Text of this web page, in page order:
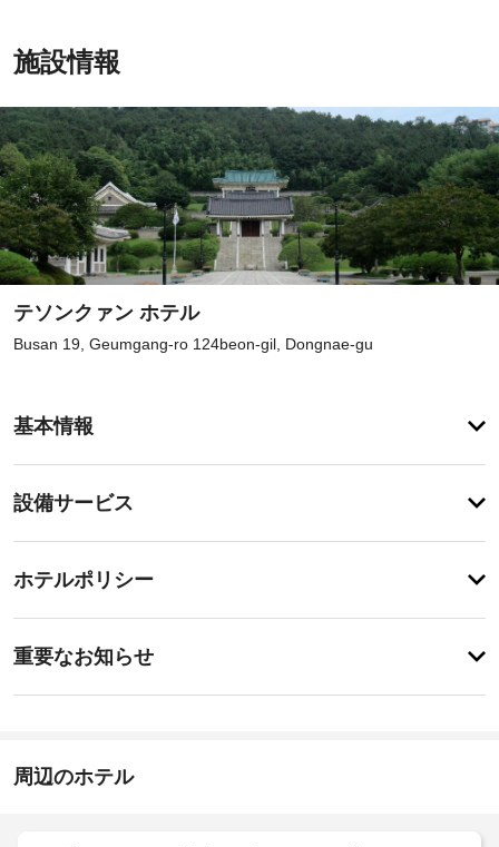
施設情報
テソンクァン ホテル
Busan 19, Geumgang-ro 124beon-gil, Dongnae-gu
基本情報
録
が
ま
ん
設備サービス
録
あ
ま
ホテルポリシー
ェ
ッ
ク
イ
ン
ェ
重要なお知らせ
に
あ
周辺のホテル